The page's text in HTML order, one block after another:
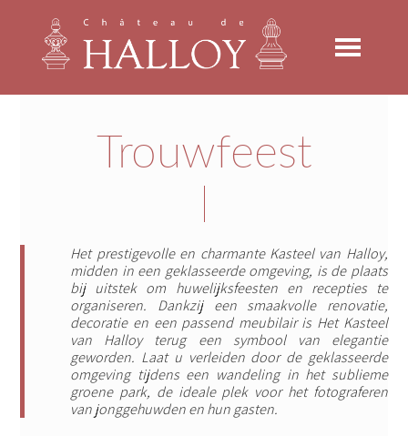
hoofdnavigatie
hoofd
voettekst
Trouwfeest
Het prestigevolle en charmante Kasteel van Halloy,
midden in een geklasseerde omgeving, is de plaats
bij uitstek om huwelijksfeesten en recepties te
organiseren. Dankzij een smaakvolle renovatie,
decoratie en een passend meubilair is Het Kasteel
van Halloy terug een symbool van elegantie
geworden. Laat u verleiden door de geklasseerde
omgeving tijdens een wandeling in het sublieme
groene park, de ideale plek voor het fotograferen
van jonggehuwden en hun gasten.